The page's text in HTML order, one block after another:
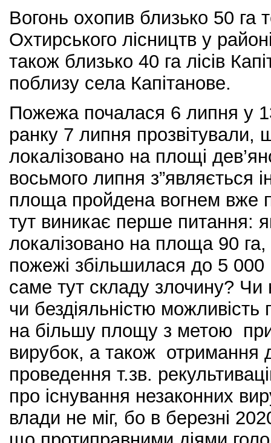
Вогонь охопив близько 50 га
Охтирського лісництв у
також близько 40 га лісів
поблизу села Капітанове.
Пожежа почалася 6 липня у
ранку 7 липня
локалізовано на площі
восьмого липня з”являється
площа пройдена вогнем вже
тут виникає перше питання:
локалізовано на площа 90
пожежі збільшилася до 5 000
саме тут складу злочину? Чи
чи бездіяльністю
на більшу площу з метою
вирубок, а також отримання
проведення т.зв.
про існування незаконних
влади не міг, бо в березні